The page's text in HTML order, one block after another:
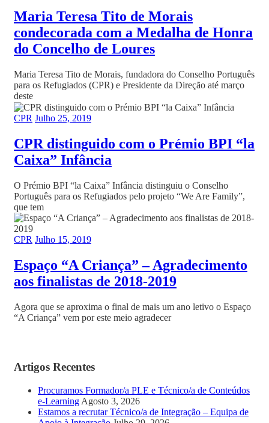
Maria Teresa Tito de Morais
condecorada com a Medalha de Honra
do Concelho de Loures
Maria Teresa Tito de Morais, fundadora do Conselho Português
para os Refugiados (CPR) e Presidente da Direção até março
deste
CPR Julho 25, 2019
CPR distinguido com o Prémio BPI “la
Caixa” Infância
O Prémio BPI “la Caixa” Infância distinguiu o Conselho
Português para os Refugiados pelo projeto “We Are Family”,
que tem
CPR Julho 15, 2019
Espaço “A Criança” – Agradecimento
aos finalistas de 2018-2019
Agora que se aproxima o final de mais um ano letivo o Espaço
“A Criança” vem por este meio agradecer
Artigos Recentes
Procuramos Formador/a PLE e Técnico/a de Conteúdos
e-Learning Agosto 3, 2026
Estamos a recrutar Técnico/a de Integração – Equipa de